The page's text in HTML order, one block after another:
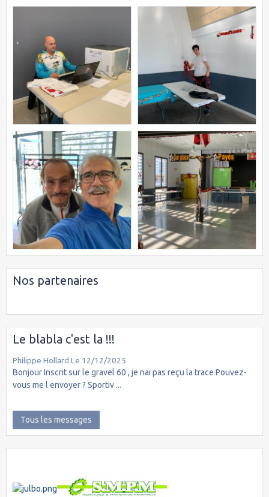
Nos partenaires
Le blabla c'est la !!!
Philippe Hollard Le 12/12/2025
Bonjour Inscrit sur le gravel 60 , je nai pas reçu la trace Pouvez-
vous me l envoyer ? Sportiv ...
Tous les messages